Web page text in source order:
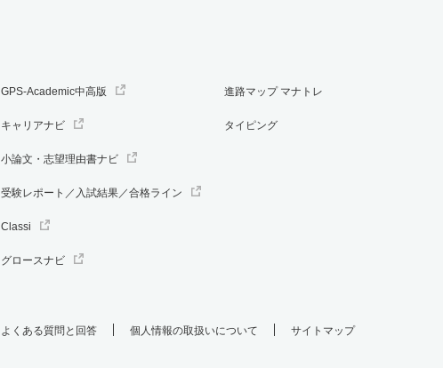
GPS-Academic中高版
キャリアナビ
小論文・志望理由書ナビ
受験レポート／入試結果／合格ライン
Classi
グロースナビ
進路マップ マナトレ
タイピング
よくある質問と回答 個人情報の取扱いについて サイトマップ